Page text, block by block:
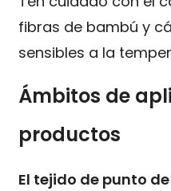
fibras de bambú y
sensibles a la
Ámbitos de
productos
El tejido de punto